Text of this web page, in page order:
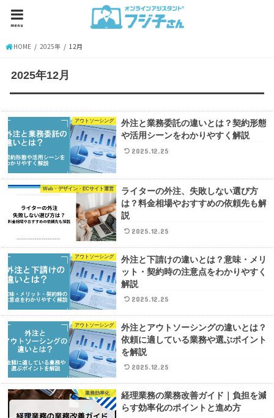
menu
HOME 2025年 12月
2025年12月
アウトソーシング
外注と業務委託の違いとは？契約形態
や活用シーンをわかりやすく解説
2025.12.25
Web・デザイン・ECサイト運営
ライターの外注、失敗しない選び方
は？料金相場やおすすめの依頼先も解
説
2025.12.25
アウトソーシング
外注と下請けの違いとは？意味・メリ
ット・契約時の注意点をわかりやすく
解説
2025.12.25
アウトソーシング
外注とアウトソーシングの違いとは？
依頼に適している業務や選ぶポイント
を解説
2025.12.25
業務効率化
経理業務の業務改善ガイド｜負担を減
らす効率化のポイントと進め方